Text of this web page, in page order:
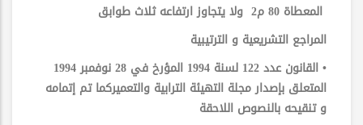
المعطاة 80 م2 ولا يتجاوز ارتفاعه ثلاث طوابق
المراجع التشريعية و الترتيبية
• القانون عدد 122 لسنة 1994 المؤرخ في 28 نوفمبر 1994
المتعلق بإصدار مجلة التهيئة الترابية والتعميركما تم إتمامه
و تنقيحه بالنصوص اللاحقة